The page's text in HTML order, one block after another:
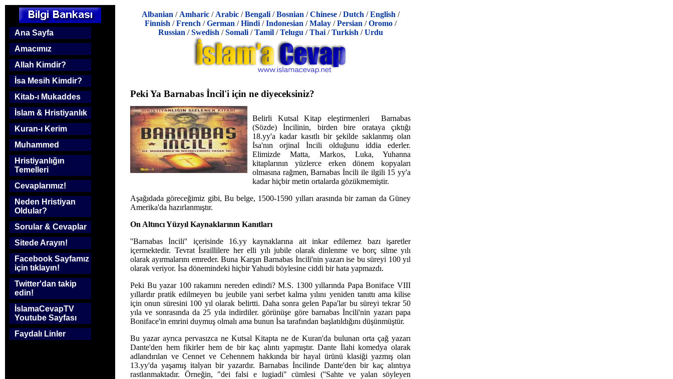
Ana Sayfa
Amacımız
Allah Kimdir?
İsa Mesih Kimdir?
Kitab-ı Mukaddes
İslam & Hristiyanlık
Kuran-ı Kerim
Muhammed
Hristiyanlığın
Temelleri
Cevaplarımız!
Neden Hristiyan
Oldular?
Sorular & Cevaplar
Sitede Arayın!
Facebook Sayfamız
için tıklayın!
Twitter'dan takip
edin!
İslamaCevapTV
Youtube Sayfası
Faydalı Linler
Albanian / Amharic/ Arabic/Bengali/Bosnian /Chinese/Dutch /English /
Finnish /French /German /Hindi/Indonesian /Malay/Persian /Oromo/
Russian /Swedish /Somali/Tamil/Telugu /Thai/Turkish /Urdu
Peki Ya Barnabas İncil'i için ne diyeceksiniz?
Belirli Kutsal Kitap eleştirmenleri Barnabas
(Sözde) İncilinin, birden bire orataya çıktığı
18.yy'a kadar kasıtlı bir şekilde saklanmış olan
İsa'nın orjinal İncili olduğunu iddia ederler.
Elimizde Matta, Markos, Luka, Yuhanna
kitaplarının yüzlerce erken dönem kopyaları
olmasına rağmen, Barnabas İncili ile ilgili 15 yy'a
kadar hiçbir metin ortalarda gözükmemiştir.
Aşağıdada göreceğimiz gibi, Bu belge, 1500-1590 yılları arasında bir zaman da Güney
Amerika'da hazırlanmıştır.
On Altıncı Yüzyıl Kaynaklarının Kanıtları
''Barnabas İncili'' içerisinde 16.yy kaynaklarına ait inkar edilemez bazı işaretler
içermektedir. Tevrat İsraillilere her elli yılı jubile olarak dinlenme ve borç silme yılı
olarak ayırmalarını emreder. Buna Karşın Barnabas İncili'nin yazarı ise bu süreyi 100 yıl
olarak veriyor. İsa dönemindeki hiçbir Yahudi böylesine ciddi bir hata yapmazdı.
Peki Bu yazar 100 rakamını nereden edindi? M.S. 1300 yıllarında Papa Boniface VIII
yıllardır pratik edilmeyen bu jeubile yani serbet kalma yılını yeniden tanıttı ama kilise
için onun süresini 100 yıl olarak belirtti. Daha sonra gelen Papa'lar bu süreyi tekrar 50
yıla ve sonrasında da 25 yıla indirdiler. görünüşe göre barnabas İncili'nin yazarı papa
Boniface'in emrini duymuş olmalı ama bunun İsa tarafından başlatıldığını düşünmüştür.
Bu yazar ayrıca pervasızca ne Kutsal Kitapta ne de Kuran'da bulunan orta çağ yazarı
Dante'den hem fikirler hem de bir kaç alıntı yapmıştır. Dante İlahi komedya olarak
adlandırılan ve Cennet ve Cehennem hakkında bir hayal ürünü klasiği yazmış olan
13.yy'da yaşamış italyan bir yazardır. Barnabas İncilinde Dante'den bir kaç alıntıya
rastlanmaktadır. Örneğin, "dei falsi e lugiadi" cümlesi (''Sahte ve yalan söyleyen